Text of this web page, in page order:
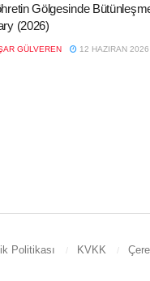
Gölgesinde
(2026)
GÜLVEREN 12 HAZIRAN 2026
Politikası KVKK